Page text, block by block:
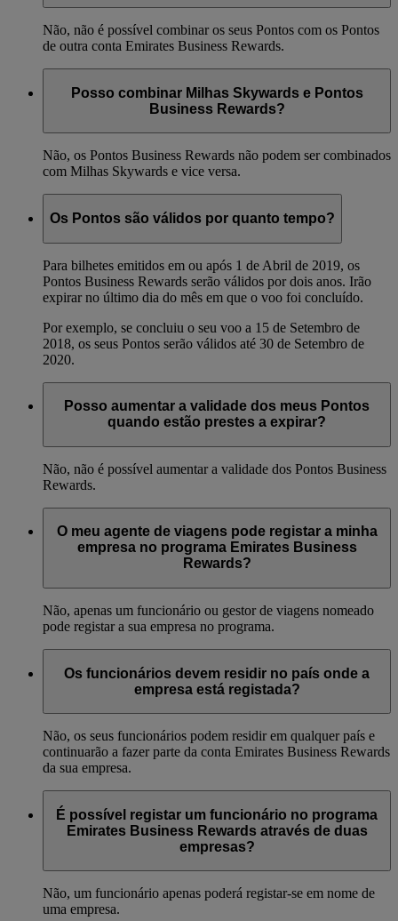
Não, não é possível combinar os seus Pontos com os Pontos
de outra conta Emirates Business Rewards.
Posso combinar Milhas Skywards e Pontos
Business Rewards?
Não, os Pontos Business Rewards não podem ser combinados
com Milhas Skywards e vice versa.
Os Pontos são válidos por quanto tempo?
Para bilhetes emitidos em ou após 1 de Abril de 2019, os
Pontos Business Rewards serão válidos por dois anos. Irão
expirar no último dia do mês em que o voo foi concluído.
Por exemplo, se concluiu o seu voo a 15 de Setembro de
2018, os seus Pontos serão válidos até 30 de Setembro de
2020.
Posso aumentar a validade dos meus Pontos
quando estão prestes a expirar?
Não, não é possível aumentar a validade dos Pontos Business
Rewards.
O meu agente de viagens pode registar a minha
empresa no programa Emirates Business
Rewards?
Não, apenas um funcionário ou gestor de viagens nomeado
pode registar a sua empresa no programa.
Os funcionários devem residir no país onde a
empresa está registada?
Não, os seus funcionários podem residir em qualquer país e
continuarão a fazer parte da conta Emirates Business Rewards
da sua empresa.
É possível registar um funcionário no programa
Emirates Business Rewards através de duas
empresas?
Não, um funcionário apenas poderá registar-se em nome de
uma empresa.